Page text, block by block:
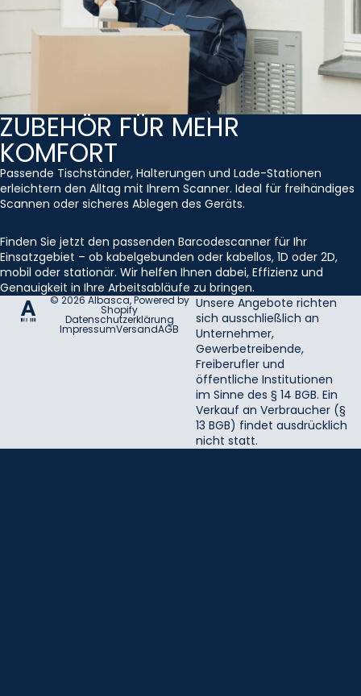
ZUBEHÖR FÜR MEHR
KOMFORT
Passende Tischständer, Halterungen und Lade-Stationen
erleichtern den Alltag mit Ihrem Scanner. Ideal für freihändiges
Scannen oder sicheres Ablegen des Geräts.
Finden Sie jetzt den passenden Barcodescanner für Ihr
Einsatzgebiet – ob kabelgebunden oder kabellos, 1D oder 2D,
mobil oder stationär. Wir helfen Ihnen dabei, Effizienz und
Genauigkeit in Ihre Arbeitsabläufe zu bringen.
© 2026Albasca, Powered by
Shopify
Datenschutzerklärung
ImpressumVersandAGB
Unsere Angebote richten
sich ausschließlich an
Unternehmer,
Gewerbetreibende,
Freiberufler und
öffentliche Institutionen
im Sinne des § 14 BGB. Ein
Verkauf an Verbraucher (§
13 BGB) findet ausdrücklich
nicht statt.